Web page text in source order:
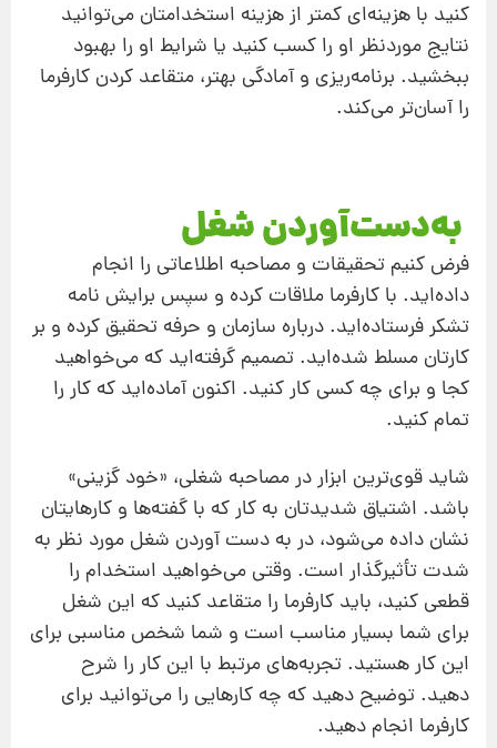
کنید با هزینه‌ای کمتر از هزینه استخدامتان می‌توانید
نتایج موردنظر او را کسب کنید یا شرایط او را بهبود
ببخشید. برنامه‌ریزی و آمادگی بهتر، متقاعد کردن کارفرما
را آسان‌تر می‌کند.
به‌دست‌آوردن شغل
فرض کنیم تحقیقات و مصاحبه‌ اطلاعاتی را انجام
داده‌اید. با کارفرما ملاقات کرده و سپس برایش نامه
تشکر فرستاده‌اید. درباره سازمان و حرفه تحقیق کرده و بر
کارتان مسلط شده‌اید. تصمیم گرفته‌اید که می‌خواهید
کجا و برای چه کسی کار کنید. اکنون آماده‌اید که کار را
تمام کنید.
شاید قوی‌ترین ابزار در مصاحبه شغلی، «خود گزینی»
باشد. اشتیاق شدیدتان به کار که با گفته‌ها و کارهایتان
نشان داده می‌شود، در به دست آوردن شغل مورد نظر به
شدت تأثیرگذار است. وقتی می‌خواهید استخدام را
قطعی کنید، باید کارفرما را متقاعد کنید که این شغل
برای شما بسیار مناسب است و شما شخص مناسبی برای
این کار هستید. تجربه‌های مرتبط با این کار را شرح
دهید. توضیح دهید که چه کارهایی را می‌توانید برای
کارفرما انجام دهید.